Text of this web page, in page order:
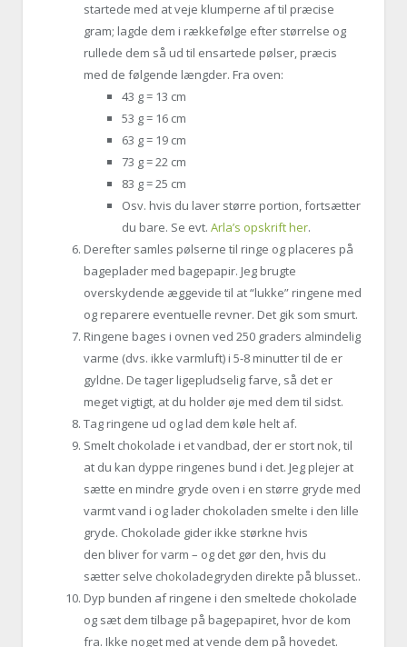
startede med at veje klumperne af til præcise
gram; lagde dem i rækkefølge efter størrelse og
rullede dem så ud til ensartede pølser, præcis
med de følgende længder. Fra oven:
43 g = 13 cm
53 g = 16 cm
63 g = 19 cm
73 g = 22 cm
83 g = 25 cm
Osv. hvis du laver større portion, fortsætter
du bare. Se evt. Arla’s opskrift her.
Derefter samles pølserne til ringe og placeres på
bageplader med bagepapir. Jeg brugte
overskydende æggevide til at “lukke” ringene med
og reparere eventuelle revner. Det gik som smurt.
Ringene bages i ovnen ved 250 graders almindelig
varme (dvs. ikke varmluft) i 5-8 minutter til de er
gyldne. De tager ligepludselig farve, så det er
meget vigtigt, at du holder øje med dem til sidst.
Tag ringene ud og lad dem køle helt af.
Smelt chokolade i et vandbad, der er stort nok, til
at du kan dyppe ringenes bund i det. Jeg plejer at
sætte en mindre gryde oven i en større gryde med
varmt vand i og lader chokoladen smelte i den lille
gryde. Chokolade gider ikke størkne hvis
den bliver for varm – og det gør den, hvis du
sætter selve chokoladegryden direkte på blusset..
Dyp bunden af ringene i den smeltede chokolade
og sæt dem tilbage på bagepapiret, hvor de kom
fra. Ikke noget med at vende dem på hovedet.